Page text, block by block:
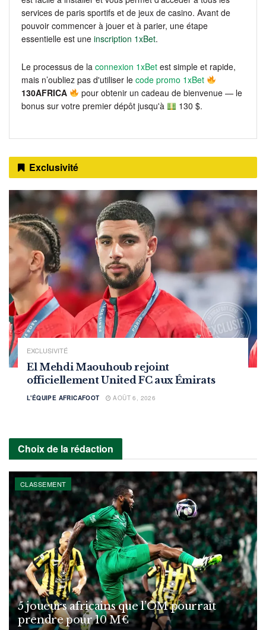
services de paris sportifs et de jeux de casino. Avant de
pouvoir commencer à jouer et à parier, une étape
essentielle est une inscription 1xBet.
Le processus de la connexion 1xBet est simple et rapide,
mais n’oubliez pas d'utiliser le code promo 1xBet
130AFRICA
pour obtenir un cadeau de bienvenue — le
bonus sur votre premier dépôt jusqu'à
130 $.
Exclusivité
EXCLUSIVITÉ
El Mehdi Maouhoub rejoint
officiellement United FC aux Émirats
L'ÉQUIPE AFRICAFOOT AOÛT 6, 2026
Choix de la rédaction
CLASSEMENT
5 joueurs africains que l’OM pourrait
prendre pour 10 M€